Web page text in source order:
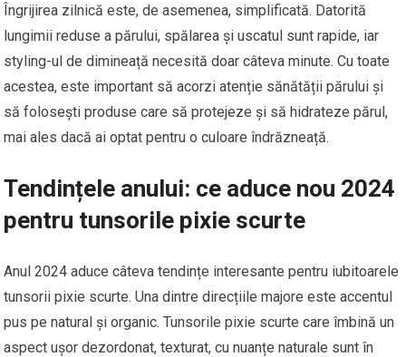
Îngrijirea zilnică este, de asemenea, simplificată. Datorită
lungimii reduse a părului, spălarea și uscatul sunt rapide, iar
styling-ul de dimineață necesită doar câteva minute. Cu toate
acestea, este important să acorzi atenție sănătății părului și
să folosești produse care să protejeze și să hidrateze părul,
mai ales dacă ai optat pentru o culoare îndrăzneață.
Tendințele anului: ce aduce nou 2024
pentru tunsorile pixie scurte
Anul 2024 aduce câteva tendințe interesante pentru iubitoarele
tunsorii pixie scurte. Una dintre direcțiile majore este accentul
pus pe natural și organic. Tunsorile pixie scurte care îmbină un
aspect ușor dezordonat, texturat, cu nuanțe naturale sunt în